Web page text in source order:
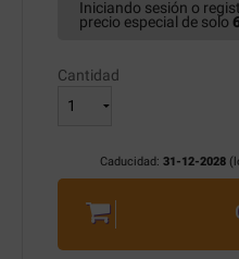
Iniciando sesión o
precio especial de solo
Cantidad
Caducidad: 31-12-2028